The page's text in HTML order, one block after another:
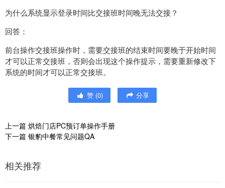
为什么系统显示登录时间比交接班时间晚无法交接？
回答：
前台操作交接班操作时，需要交接班的结束时间要晚于开始时间
才可以正常交接班，否则会出现这个操作提示，需要重新修改下
系统的时间才可以正常交接班。
赞 (0) 分享
上一篇 烘焙门店PC预订单操作手册
下一篇 银豹中餐常见问题QA
相关推荐